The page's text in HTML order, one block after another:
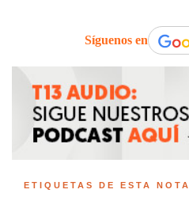
Síguenos en
ETIQUETAS DE ESTA NOTA